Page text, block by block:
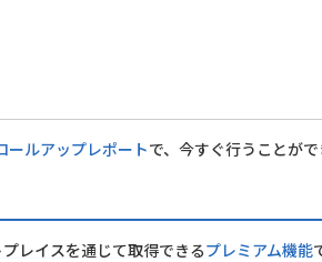
ールアップレポートで、今すぐ行うことがで
レイスを通じて取得できるプレミアム機能